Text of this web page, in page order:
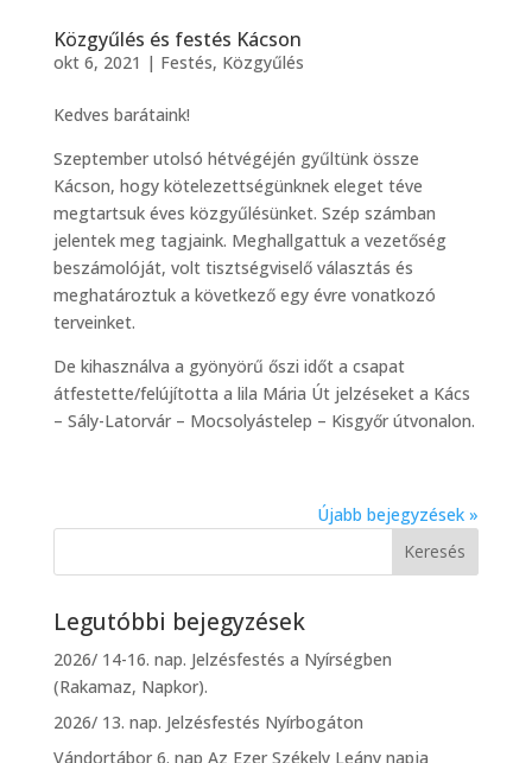
Közgyűlés és festés Kácson
okt 6, 2021 | Festés, Közgyűlés
Kedves barátaink!
Szeptember utolsó hétvégéjén gyűltünk össze
Kácson, hogy kötelezettségünknek eleget téve
megtartsuk éves közgyűlésünket. Szép számban
jelentek meg tagjaink. Meghallgattuk a vezetőség
beszámolóját, volt tisztségviselő választás és
meghatároztuk a következő egy évre vonatkozó
terveinket.
De kihasználva a gyönyörű őszi időt a csapat
átfestette/felújította a lila Mária Út jelzéseket a Kács
– Sály-Latorvár – Mocsolyástelep – Kisgyőr útvonalon.
Újabb bejegyzések »
Legutóbbi bejegyzések
2026/ 14-16. nap. Jelzésfestés a Nyírségben
(Rakamaz, Napkor).
2026/ 13. nap. Jelzésfestés Nyírbogáton
Vándortábor 6. nap Az Ezer Székely Leány napja